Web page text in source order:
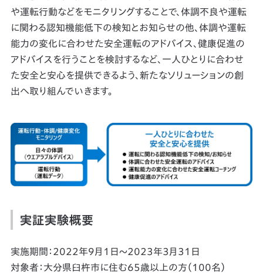
や運転行動などをモニタリングすることで、体調不良や運転
に関わる認知機能低下の検知とお知らせの他、体調や運転
能力の変化に合わせた安全運転のアドバイス、健康促進の
アドバイスを行うことを検討するなど、一人ひとりに合わせ
た安全と安心を提供できるよう、新たなソリューションの創
出へ取り組んでいきます。
実証実験概要
実施期間：2022年9月1日～2023年3月31日
対象者：大分県臼杵市に住む65歳以上の方（100名）